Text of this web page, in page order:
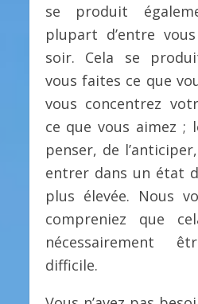
se produit
plupart d’entre
soir. Cela se
vous faites ce que
vous concentrez
ce que vous aimez ;
penser, de
entrer dans un état
plus élevée. Nous
compreniez que
nécessairement
difficile.